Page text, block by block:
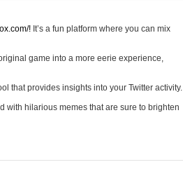
! It’s a fun platform where you can mix
game into a more eerie experience,
that provides insights into your Twitter activity.
with hilarious memes that are sure to brighten